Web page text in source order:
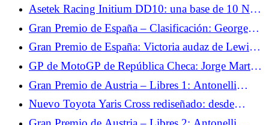
para el crossover eléctrico?
Asetek Racing Initium DD10: una base de 10 Nm
que puede pasar a 14 Nm.
Gran Premio de España – Clasificación: George
Russell en pole por delante de Lewis Hamilton
Gran Premio de España: Victoria audaz de Lewis
Hamilton con Ferrari.
GP de MotoGP de República Checa: Jorge Martín
cuenta con su mentalidad para superar su lesión
este fin de semana
Gran Premio de Austria – Libres 1: Antonelli
marca el tono ante su compañero de equipo
Nuevo Toyota Yaris Cross rediseñado: desde
29.500 €, precios más elevados para el SUV